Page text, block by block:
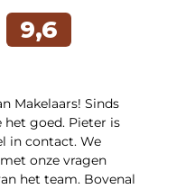
Makelaars! Sinds
goed. Pieter is
in contact. We
onze vragen
het team. Bovenal